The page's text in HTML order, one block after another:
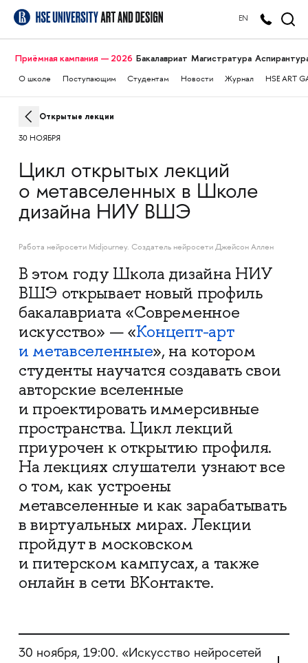
EN
Приёмная кампания — 2026 Бакалавриат Магистратура
О школе Поступающим Студентам Новости Журнал HSE ART
Открытые лекции
30 НОЯБРЯ
Цикл открытых лекций
о метавселенных в Школе
дизайна НИУ ВШЭ
Работа нейросети Midjourney. Создатель нейросети Джейсон Аллен
В этом году Школа дизайна НИУ
ВШЭ открывает новый профиль
бакалавриата «Современное
искусство» — «Концепт-арт
и метавселенные», на котором
студенты научатся создавать свои
авторские вселенные
и проектировать иммерсивные
пространства. Цикл лекций
приурочен к открытию профиля.
На лекциях слушатели узнают все
о том, как устроены
метавселенные и как зарабатывать
в виртуальных мирах. Лекции
пройдут в московском
и питерском кампусах, а также
онлайн в сети ВКонтакте.
30 ноября, 19:00. «Искусство нейросетей